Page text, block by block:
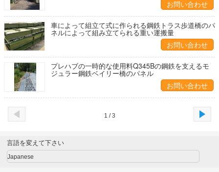
お問い合わせ
車によって組立て式に作られる鋼鉄トラス歩道橋のパ
ネルによって組み立てられる重い運搬量
お問い合わせ
プレハブの一時的な使用料Q345Bの鋼鉄を支えるモ
ジュラー鋼鉄ベイリー橋のパネル
お問い合わせ
1 / 3
言語を変えて下さい
Japanese